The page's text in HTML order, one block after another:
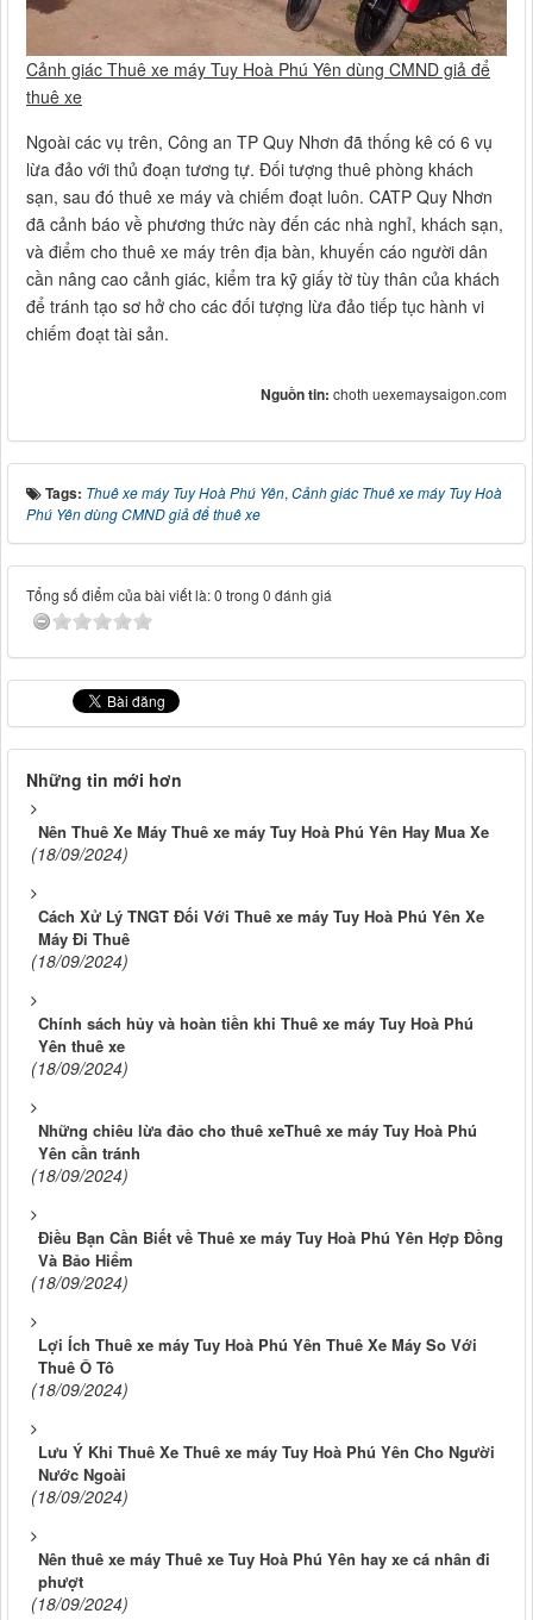
Cảnh giác Thuê xe máy Tuy Hoà Phú Yên dùng CMND giả để
thuê xe
Ngoài các vụ trên, Công an TP Quy Nhơn đã thống kê có 6 vụ
lừa đảo với thủ đoạn tương tự. Đối tượng thuê phòng khách
sạn, sau đó thuê xe máy và chiếm đoạt luôn. CATP Quy Nhơn
đã cảnh báo về phương thức này đến các nhà nghỉ, khách sạn,
và điểm cho thuê xe máy trên địa bàn, khuyến cáo người dân
cần nâng cao cảnh giác, kiểm tra kỹ giấy tờ tùy thân của khách
để tránh tạo sơ hở cho các đối tượng lừa đảo tiếp tục hành vi
chiếm đoạt tài sản.
Nguồn tin: choth uexemaysaigon.com
Tags: Thuê xe máy Tuy Hoà Phú Yên, Cảnh giác Thuê xe máy Tuy Hoà
Phú Yên dùng CMND giả để thuê xe
Tổng số điểm của bài viết là: 0 trong 0 đánh giá
Những tin mới hơn
Nên Thuê Xe Máy Thuê xe máy Tuy Hoà Phú Yên Hay Mua Xe
(18/09/2024)
Cách Xử Lý TNGT Đối Với Thuê xe máy Tuy Hoà Phú Yên Xe
Máy Đi Thuê
(18/09/2024)
Chính sách hủy và hoàn tiền khi Thuê xe máy Tuy Hoà Phú
Yên thuê xe
(18/09/2024)
Những chiêu lừa đảo cho thuê xeThuê xe máy Tuy Hoà Phú
Yên cần tránh
(18/09/2024)
Điều Bạn Cần Biết về Thuê xe máy Tuy Hoà Phú Yên Hợp Đồng
Và Bảo Hiểm
(18/09/2024)
Lợi Ích Thuê xe máy Tuy Hoà Phú Yên Thuê Xe Máy So Với
Thuê Ô Tô
(18/09/2024)
Lưu Ý Khi Thuê Xe Thuê xe máy Tuy Hoà Phú Yên Cho Người
Nước Ngoài
(18/09/2024)
Nên thuê xe máy Thuê xe Tuy Hoà Phú Yên hay xe cá nhân đi
phượt
(18/09/2024)